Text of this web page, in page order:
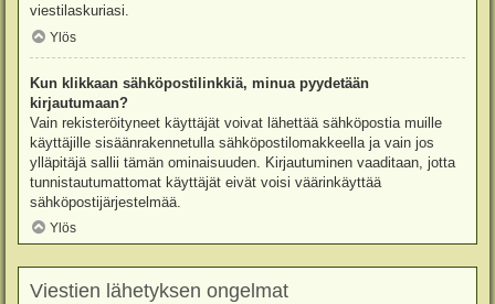
viestilaskuriasi.
Ylös
Kun klikkaan sähköpostilinkkiä, minua pyydetään
kirjautumaan?
Vain rekisteröityneet käyttäjät voivat lähettää sähköpostia muille
käyttäjille sisäänrakennetulla sähköpostilomakkeella ja vain jos
ylläpitäjä sallii tämän ominaisuuden. Kirjautuminen vaaditaan, jotta
tunnistautumattomat käyttäjät eivät voisi väärinkäyttää
sähköpostijärjestelmää.
Ylös
Viestien lähetyksen ongelmat